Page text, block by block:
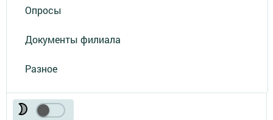
Опросы
Документы филиала
Разное